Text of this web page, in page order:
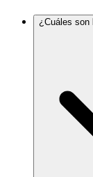
¿Cuáles